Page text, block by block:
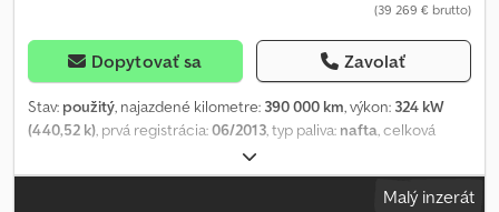
(39 269 € brutto)
Dopytovať sa Zavolať
Stav: použitý, najazdené kilometre: 390 000 km, výkon: 324 kW
(440,52 k), prvá registrácia:06/2013, typ paliva: nafta, celková
retardér
emisná trieda:Euro 5, objem nakladacieho priestoru:20 m³,
, MAN TGS 26.440 EZ: km Automatická
Malý inzerát